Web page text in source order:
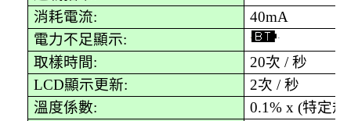
消耗電流:
40mA
電力不足顯示:
取樣時間: 20次 /秒
LCD顯示更新: 2次 /秒
溫度係數: 0.1% x (特定規